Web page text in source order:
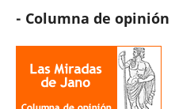
- Columna de opinión